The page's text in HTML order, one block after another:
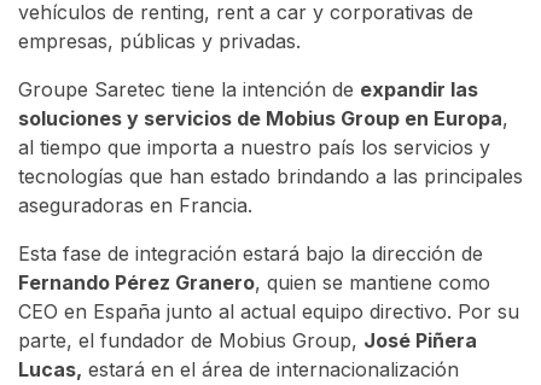
vehículos de renting, rent a car y corporativas de
empresas, públicas y privadas.
Groupe Saretec tiene la intención de expandir las
soluciones y servicios de Mobius Group en Europa,
al tiempo que importa a nuestro país los servicios y
tecnologías que han estado brindando a las principales
aseguradoras en Francia.
Esta fase de integración estará bajo la dirección de
Fernando Pérez Granero, quien se mantiene como
CEO en España junto al actual equipo directivo. Por su
parte, el fundador de Mobius Group, José Piñera
Lucas, estará en el área de internacionalización